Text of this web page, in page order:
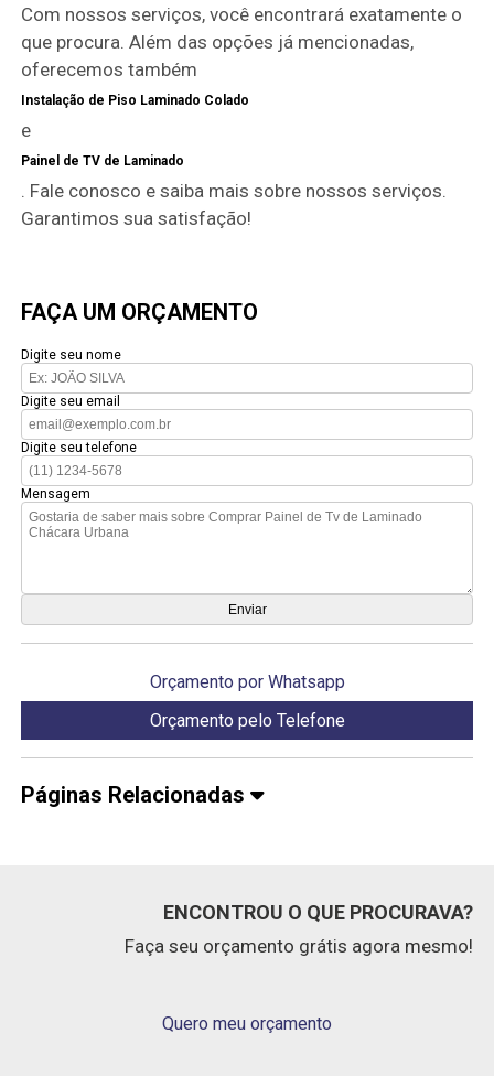
Com nossos serviços, você encontrará exatamente o
que procura. Além das opções já mencionadas,
oferecemos também
Instalação de Piso Laminado Colado
e
Painel de TV de Laminado
. Fale conosco e saiba mais sobre nossos serviços.
Garantimos sua satisfação!
FAÇA UM ORÇAMENTO
Digite seu nome
Digite seu email
Digite seu telefone
Mensagem
Orçamento por Whatsapp
Orçamento pelo Telefone
Páginas Relacionadas
ENCONTROU O QUE PROCURAVA?
Faça seu orçamento grátis agora mesmo!
Quero meu orçamento